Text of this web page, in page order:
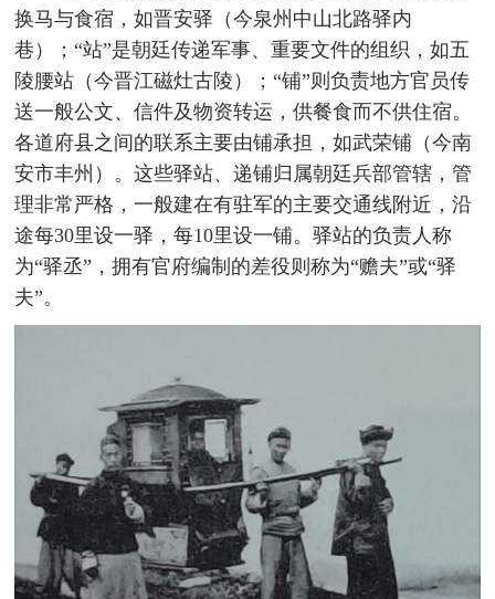
换马与食宿，如晋安驿（今泉州中山北路驿内
巷）；“站”是朝廷传递军事、重要文件的组织，如五
陵腰站（今晋江磁灶古陵）；“铺”则负责地方官员传
送一般公文、信件及物资转运，供餐食而不供住宿。
各道府县之间的联系主要由铺承担，如武荣铺（今南
安市丰州）。这些驿站、递铺归属朝廷兵部管辖，管
理非常严格，一般建在有驻军的主要交通线附近，沿
途每30里设一驿，每10里设一铺。驿站的负责人称
为“驿丞”，拥有官府编制的差役则称为“赡夫”或“驿
夫”。